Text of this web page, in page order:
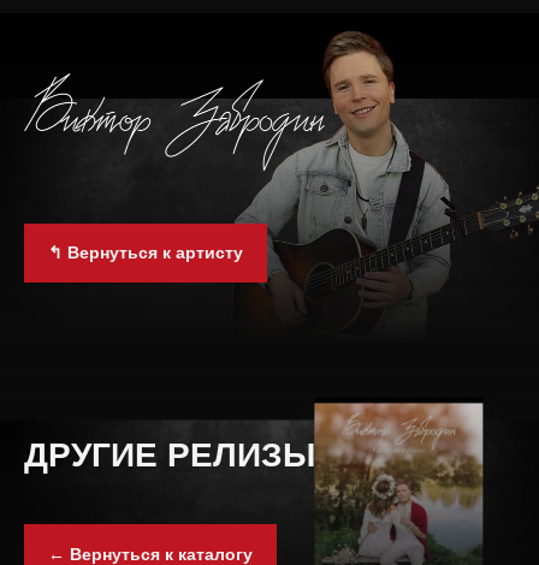
↰ Вернуться к артисту
ДРУГИЕ РЕЛИЗЫ
← Вернуться к каталогу